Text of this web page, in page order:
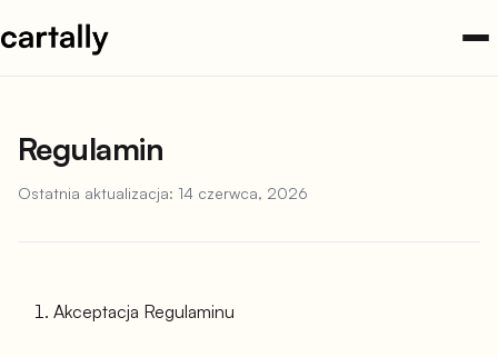
do
Regulamin
Ostatnia aktualizacja: 14 czerwca, 2026
Akceptacja Regulaminu